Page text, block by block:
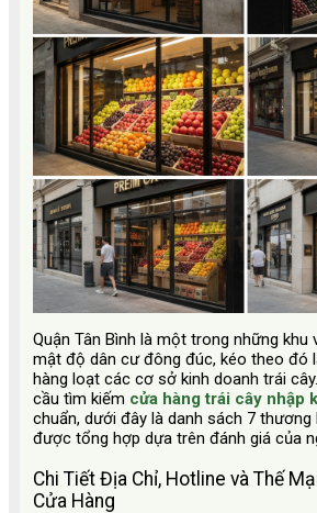
Quận Tân Bình là một trong những khu
mật độ dân cư đông đúc, kéo theo đó
hàng loạt các cơ sở kinh doanh trái
cầu tìm kiếm cửa hàng trái cây nhập
chuẩn, dưới đây là danh sách 7 thương
được tổng hợp dựa trên đánh giá của
Chi Tiết Địa Chỉ, Hotline và Thế
Cửa Hàng